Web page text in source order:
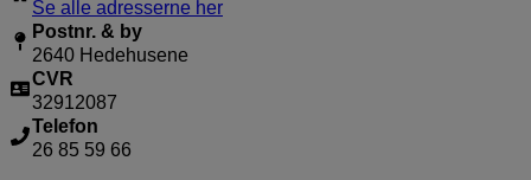
Se alle adresserne her
Postnr. & by
2640 Hedehusene
CVR
32912087
Telefon
26 85 59 66